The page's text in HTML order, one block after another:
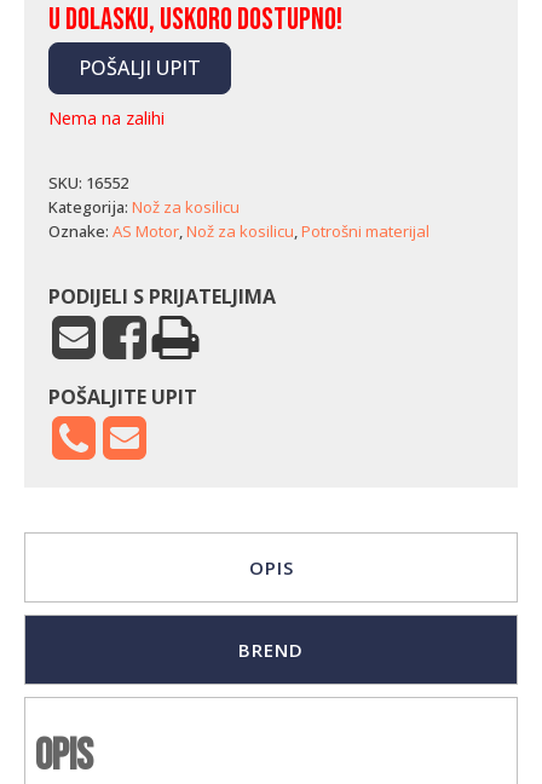
U dolasku, uskoro dostupno!
POŠALJI UPIT
Nema na zalihi
SKU: 16552
Kategorija: Nož za kosilicu
Oznake: AS Motor,Nož za kosilicu,Potrošni materijal
PODIJELI S PRIJATELJIMA
POŠALJITE UPIT
OPIS
BREND
Opis